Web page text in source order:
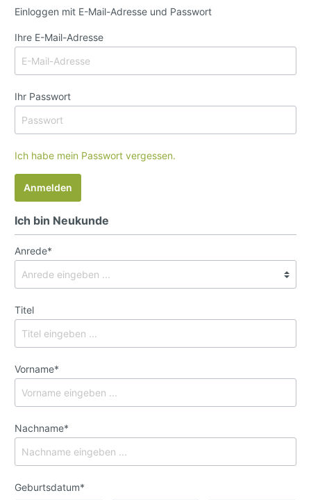
Einloggen mit E-Mail-Adresse und Passwort
Ihre E-Mail-Adresse
Ihr Passwort
Ich habe mein Passwort vergessen.
Anmelden
Ich bin Neukunde
Anrede*
Titel
Vorname*
Nachname*
Geburtsdatum*